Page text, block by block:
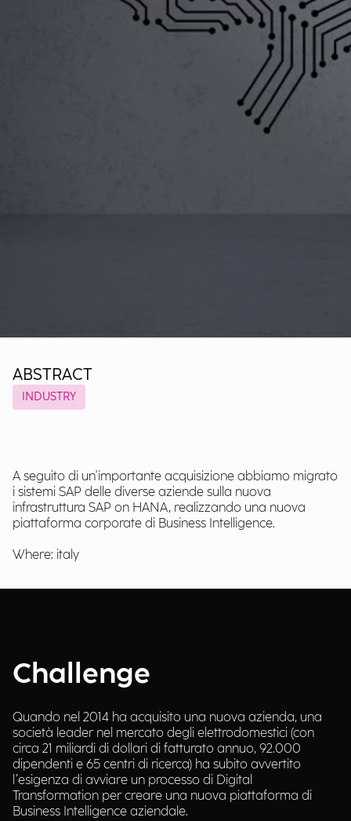
ABSTRACT
INDUSTRY
A seguito di un'importante acquisizione abbiamo migrato
i sistemi SAP delle diverse aziende sulla nuova
infrastruttura SAP on HANA, realizzando una nuova
piattaforma corporate di Business Intelligence.
Where: italy
Challenge
Quando nel 2014 ha acquisito una nuova azienda, una
società leader nel mercato degli elettrodomestici (con
circa 21 miliardi di dollari di fatturato annuo, 92.000
dipendenti e 65 centri di ricerca) ha subito avvertito
l’esigenza di avviare un processo di Digital
Transformation per creare una nuova piattaforma di
Business Intelligence aziendale.